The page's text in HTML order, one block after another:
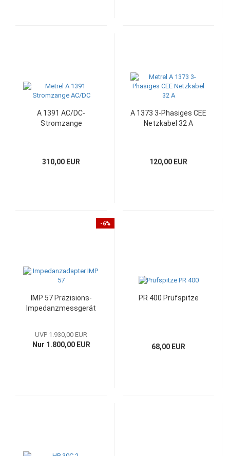
A 1391 AC/DC-
Stromzange
310,00 EUR
A 1373 3-Phasiges CEE
Netzkabel 32 A
120,00 EUR
-6%
IMP 57 Präzisions-
Impedanzmessgerät
UVP 1.930,00 EUR
Nur 1.800,00 EUR
PR 400 Prüfspitze
68,00 EUR